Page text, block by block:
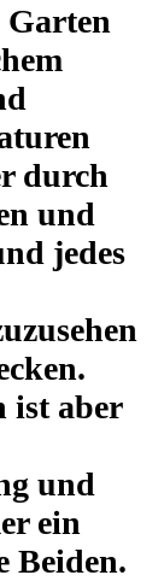
Garten
durch
und
jedes
ist aber
und
ein
Beiden.